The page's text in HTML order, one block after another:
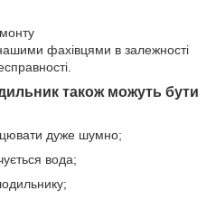
фахівцями в залежності
також можуть бути
дуже шумно;
вода;